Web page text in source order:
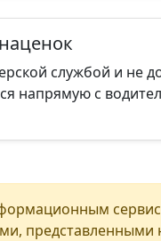
службой и не
напрямую с
представленными